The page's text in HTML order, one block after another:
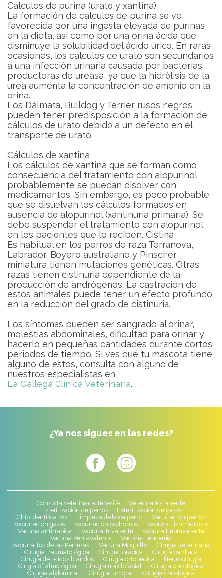
Cálculos de purina (urato y xantina)
La formación de cálculos de purina se ve
favorecida por una ingesta elevada de purinas
en la dieta, así como por una orina ácida que
disminuye la solubilidad del ácido úrico. En raras
ocasiones, los cálculos de urato son secundarios
a una infección urinaria causada por bacterias
productoras de ureasa, ya que la hidrólisis de la
urea aumenta la concentración de amonio en la
orina.
Los Dálmata, Bulldog y Terrier rusos negros
pueden tener predisposición a la formación de
cálculos de urato debido a un defecto en el
transporte de urato.
Cálculos de xantina
Los cálculos de xantina que se forman como
consecuencia del tratamiento con alopurinol
probablemente se puedan disolver con
medicamentos. Sin embargo, es poco probable
que se disuelvan los cálculos formados en
ausencia de alopurinol (xantinuria primaria). Se
debe suspender el tratamiento con alopurinol
en los pacientes que lo reciben. Cistina
Es habitual en los perros de raza Terranova,
Labrador, Boyero australiano y Pinscher
miniatura tienen mutaciones genéticas. Otras
razas tienen cistinuria dependiente de la
producción de andrógenos. La castración de
estos animales puede tener un efecto profundo
en la reducción del grado de cistinuria.
Los síntomas pueden ser sangrado al orinar,
molestias abdominales, dificultad para orinar y
hacerlo en pequeñas cantidades durante cortos
periodos de tiempo. Si ves que tu mascota tiene
alguno de estos, consulta con alguno de
nuestros especialistas en
La Gallega Clínica Veterinaria.
¿Ya nos sigues en las redes?
Consulta veterinaria Tenerife
Veterinario Tenerife
Esterilización de perros
Esterilización de gatos
Chip Identificativo
Limpieza de boca perro
Vacunación perros
Vacunación gatos
Vacunación cachorros
Vacuna Lishmaniosis
Vacuna antirrabica
Vacuna Trivalente
Vacuna Heptavalente
Vacuna Pentavalente
Vacuna Leucemia
Vacuna Tos de las Perreras
Vacuna Moquillo
Cirugía veterinaria
Cirugía traumatológica
Cirugía torácica
Cirugía cardiaca
Cirugía de tejidos blandos
Cirugía ortopédica
Neurocirugía
Cirigía oftalmológica
Cirugía maxilofacial
Cirugia oncológica
Cirugía abdominal
Cirugía tumoral
Cirugía oncológica